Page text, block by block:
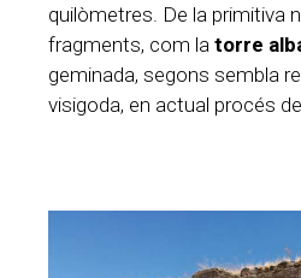
quilòmetres. De la primitiva
fragments, com la torre
geminada, segons sembla
visigoda, en actual procés